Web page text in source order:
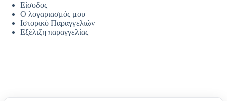
Είσοδος
Ο λογαριασμός μου
Ιστορικό Παραγγελιών
Εξέλιξη παραγγελίας